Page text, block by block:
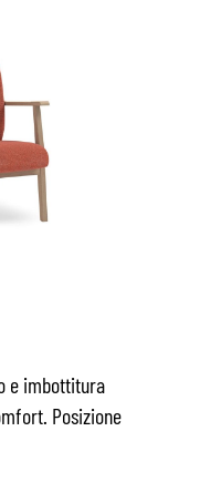
e imbottitura
Posizione